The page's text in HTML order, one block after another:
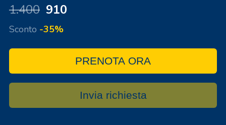
1.400 910
Sconto -35%
PRENOTA ORA
Invia richiesta